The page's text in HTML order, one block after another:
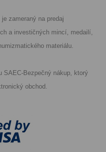
zameraný na predaj
a investičných mincí, medailí,
materiálu.
SAEC-Bezpečný nákup, ktorý
obchod.